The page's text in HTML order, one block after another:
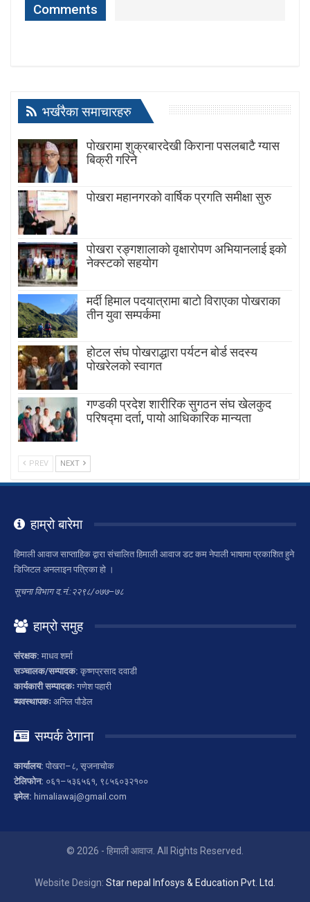
Comments
भर्खरैका समाचारहरु
पोखरामा शुक्रबारदेखी किराना पसलबाटै ग्यास
बिक्री गरिने
पोखरा महानगरको वार्षिक प्रगति समीक्षा सुरु
पोखरा रङ्गशालाको वृक्षारोपण अभियानलाई इको
नेक्स्टको सहयोग
मर्दी हिमाल पदयात्रामा बाटाे विराएका पाेखराका
तीन युवा सम्पर्कमा
होटल संघ पोखराद्धारा पर्यटन बोर्ड सदस्य
पोखरेलको स्वागत
गण्डकी प्रदेश शारीरिक सुगठन संघ खेलकुद
परिषद्मा दर्ता, पायाे आधिकारिक मान्यता
PREV NEXT
हाम्रो बारेमा
हिमाली आवाज साप्ताहिक द्वारा संचालित हिमाली आवाज डट कम नेपाली भाषामा प्रकाशित हुने
डिजिटल अनलाइन पत्रिका हो ।
सूचना विभाग द.नं.:२२९८/०७७–७८
हाम्रो समुह
संरक्षक: माधव शर्मा
सञ्चालक/सम्पादक: कृष्णप्रसाद दवाडी
कार्यकारी सम्पादकः गणेश पहारी
ब्यवस्थापकः अनिल पौडेल
सम्पर्क ठेगाना
कार्यालय: पोखरा–८, सृजनाचोक
टेलिफोन: ०६१–५३६५६१, ९८५६०३२१००
इमेल: himaliawaj@gmail.com
© 2026 - हिमाली आवाज. All Rights Reserved.
Website Design: Star nepal Infosys & Education Pvt. Ltd.